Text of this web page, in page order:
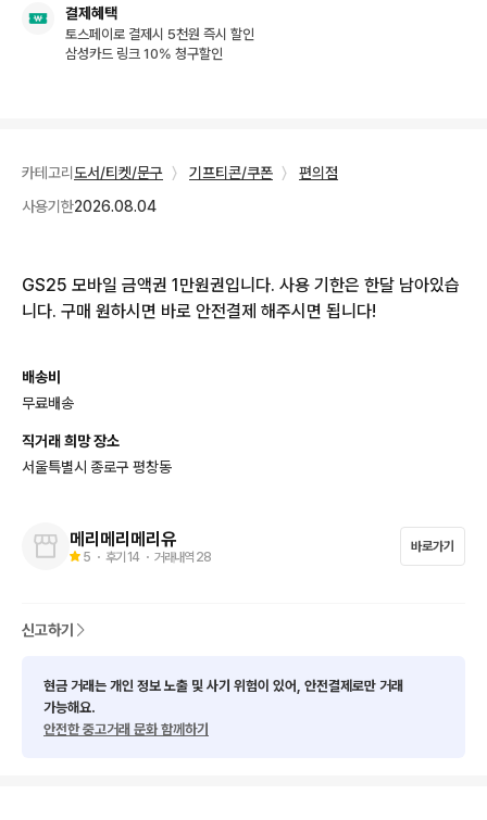
결제혜택
토스페이로 결제시 5천원 즉시 할인
삼성카드 링크 10% 청구할인
카테고리 도서/티켓/문구 〉 기프티콘/쿠폰 〉
편의점
사용기한2026.08.04
GS25 모바일 금액권 1만원권입니다. 사용 기한은 한달 남아있습
니다. 구매 원하시면 바로 안전결제 해주시면 됩니다!
배송비
무료배송
직거래 희망 장소
서울특별시 종로구 평창동
메리메리메리유
5 ・ 후기 14 ・ 거래내역 28
바로가기
신고하기
현금 거래는 개인 정보 노출 및 사기 위험이 있어, 안전결제로만 거래
가능해요.
안전한 중고거래 문화 함께하기